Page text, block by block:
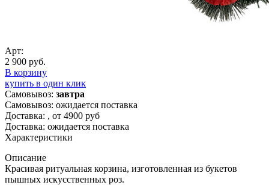
Арт:
2 900 руб.
В корзину
купить в один клик
Самовывоз: завтра
Самовывоз: ожидается поставка
Доставка: , от 4900 руб
Доставка: ожидается поставка
Характеристики
Описание
Красивая ритуальная корзина, изготовленная из букетов
пышных искусственных роз.